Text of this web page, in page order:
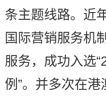
条主题线路。近
国际营销服务机
服务，成功入选
例”。并多次在